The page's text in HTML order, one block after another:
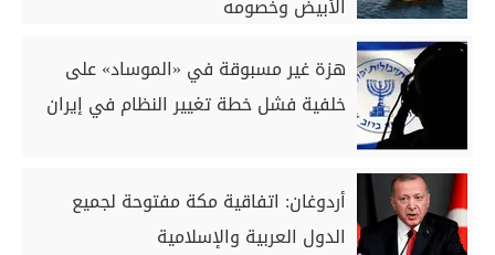
الأبيض وخصومه
هزة غير مسبوقة في «الموساد» على
خلفية فشل خطة تغيير النظام في إيران
أردوغان: اتفاقية مكة مفتوحة لجميع
الدول العربية والإسلامية